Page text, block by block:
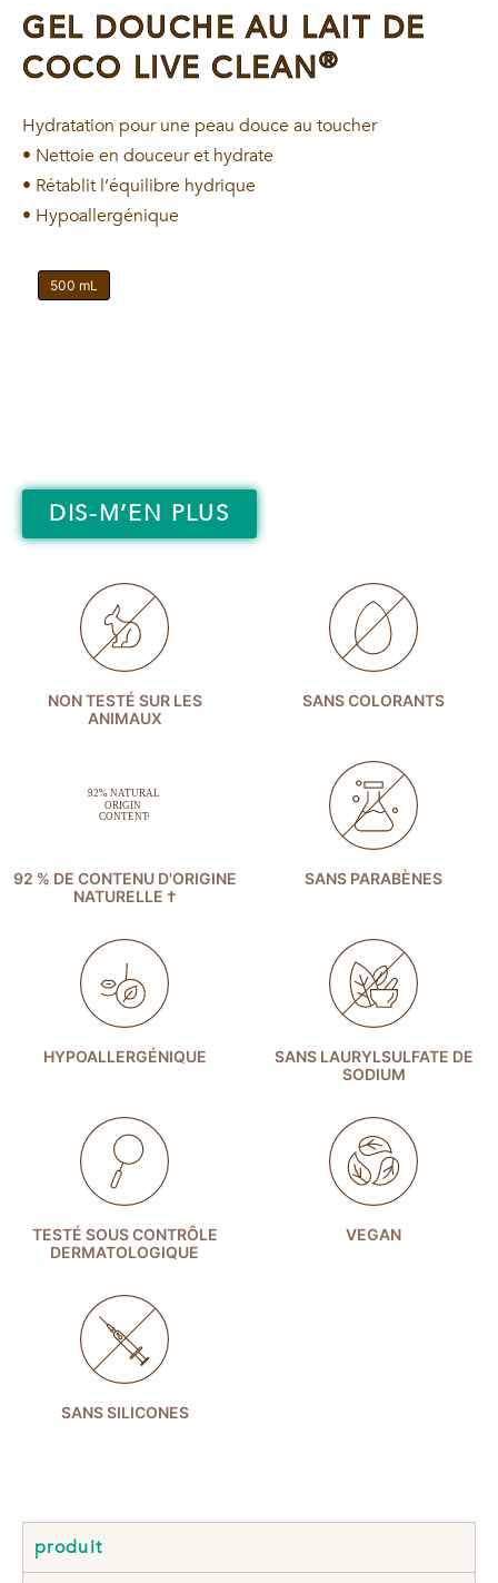
GEL DOUCHE AU LAIT DE
COCO LIVE CLEAN®
Hydratation pour une peau douce au toucher
• Nettoie en douceur et hydrate
• Rétablit l’équilibre hydrique
• Hypoallergénique
500 mL
DIS-M’EN PLUS
NON TESTÉ SUR LES
ANIMAUX
SANS COLORANTS
92 % DE CONTENU D'ORIGINE
NATURELLE †
SANS PARABÈNES
HYPOALLERGÉNIQUE
SANS LAURYLSULFATE DE
SODIUM
TESTÉ SOUS CONTRÔLE
DERMATOLOGIQUE
VEGAN
SANS SILICONES
produit